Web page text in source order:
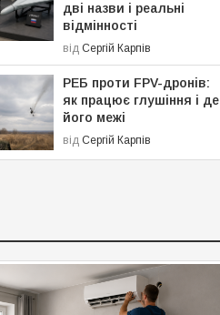
дві назви і реальні
відмінності
від Сергій Карпів
РЕБ проти FPV-дронів:
як працює глушіння і де
його межі
від Сергій Карпів